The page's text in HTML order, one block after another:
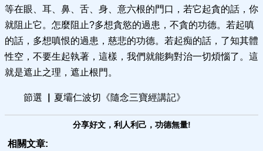
等在眼、耳、鼻、舌、身、意六根的門口，若它起貪的話，你
就阻止它。怎麼阻止?多想貪慾的過患，不貪的功德。若起嗔
的話，多想嗔恨的過患，慈悲的功德。若起痴的話，了知其體
性空，不要生起執著，這樣，我們就能夠對治一切煩惱了。這
就是遮止之理，遮止根門。
節選 ▏夏壩仁波切《隨念三寶經講記》
分享好文，利人利己，功德無量!
相關文章: